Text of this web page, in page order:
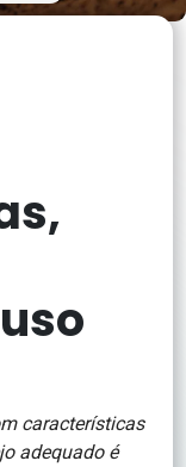
características
adequado é